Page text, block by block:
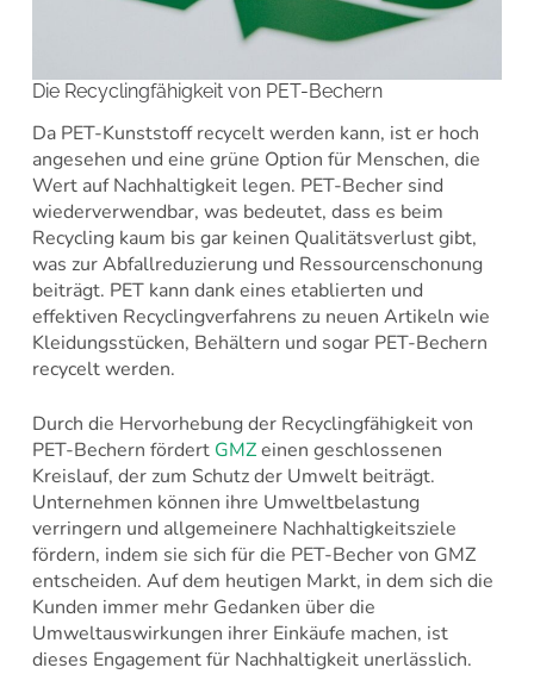
Die Recyclingfähigkeit von PET-Bechern
Da PET-Kunststoff recycelt werden kann, ist er hoch
angesehen und eine grüne Option für Menschen, die
Wert auf Nachhaltigkeit legen. PET-Becher sind
wiederverwendbar, was bedeutet, dass es beim
Recycling kaum bis gar keinen Qualitätsverlust gibt,
was zur Abfallreduzierung und Ressourcenschonung
beiträgt. PET kann dank eines etablierten und
effektiven Recyclingverfahrens zu neuen Artikeln wie
Kleidungsstücken, Behältern und sogar PET-Bechern
recycelt werden.
Durch die Hervorhebung der Recyclingfähigkeit von
PET-Bechern fördert GMZeinen geschlossenen
Kreislauf, der zum Schutz der Umwelt beiträgt.
Unternehmen können ihre Umweltbelastung
verringern und allgemeinere Nachhaltigkeitsziele
fördern, indem sie sich für die PET-Becher von GMZ
entscheiden. Auf dem heutigen Markt, in dem sich die
Kunden immer mehr Gedanken über die
Umweltauswirkungen ihrer Einkäufe machen, ist
dieses Engagement für Nachhaltigkeit unerlässlich.